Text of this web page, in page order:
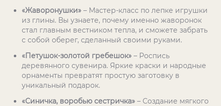
«Жаворонушки» – Мастер-класс по лепке игрушки
из глины. Вы узнаете, почему именно жаворонок
стал главным вестником тепла, и сможете забрать
с собой оберег, сделанный своими руками.
«Петушок-золотой гребешок» – Роспись
деревянного сувенира. Яркие краски и народные
орнаменты превратят простую заготовку в
уникальный подарок.
«Синичка, воробью сестричка» – Создание мягкого